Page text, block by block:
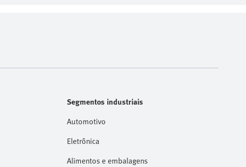
Segmentos industriais
Automotivo
Eletrônica
Alimentos e embalagens